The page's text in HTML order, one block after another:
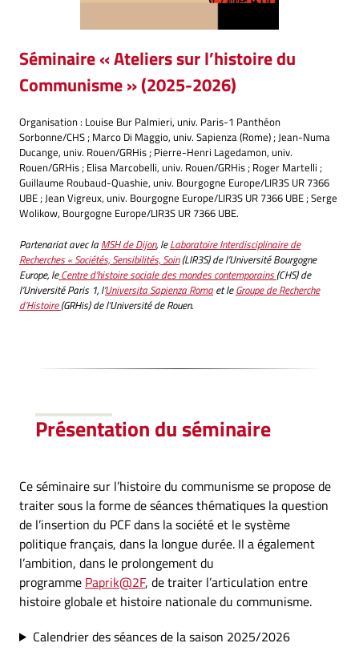
Séminaire « Ateliers sur l’histoire du
Communisme »(2025-2026)
Organisation : Louise Bur Palmieri, univ. Paris-1 Panthéon
Sorbonne/CHS ; Marco Di Maggio, univ. Sapienza (Rome) ; Jean-Numa
Ducange, univ. Rouen/GRHis ; Pierre-Henri Lagedamon, univ.
Rouen/GRHis ; Elisa Marcobelli, univ. Rouen/GRHis ; Roger Martelli ;
Guillaume Roubaud-Quashie, univ. Bourgogne Europe/LIR3S UR 7366
UBE ; Jean Vigreux, univ. Bourgogne Europe/LIR3S UR 7366 UBE ; Serge
Wolikow, Bourgogne Europe/LIR3S UR 7366 UBE.
Partenariat avec la MSH de Dijon, leLaboratoire Interdisciplinaire de
Recherches « Sociétés, Sensibilités, Soin(LIR3S) de l’Université Bourgogne
Europe, leCentre d’histoire sociale des mondes contemporains(CHS) de
l’Université Paris 1, l’Universita Sapienza Roma et leGroupe de Recherche
d’Histoire(GRHis) de l’Université de Rouen.
Présentation du séminaire
Ce séminaire sur l’histoire du communisme se propose de
traiter sous la forme de séances thématiques la question
de l’insertion du PCF dans la société et le système
politique français, dans la longue durée. Il a également
l’ambition, dans le prolongement du
programme Paprik@2F, de traiter l’articulation entre
histoire globale et histoire nationale du communisme.
Calendrier des séances de la saison 2025/2026